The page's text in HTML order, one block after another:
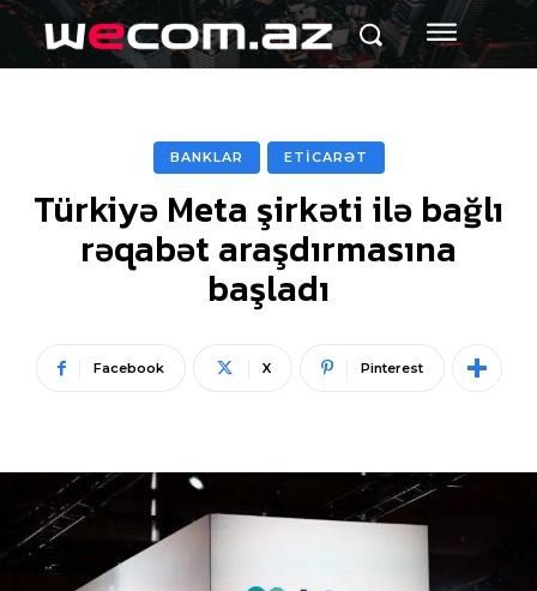
BANKLAR ETİCARƏT
Türkiyə Meta şirkəti ilə bağlı
rəqabət araşdırmasına
başladı
Facebook X Pinterest